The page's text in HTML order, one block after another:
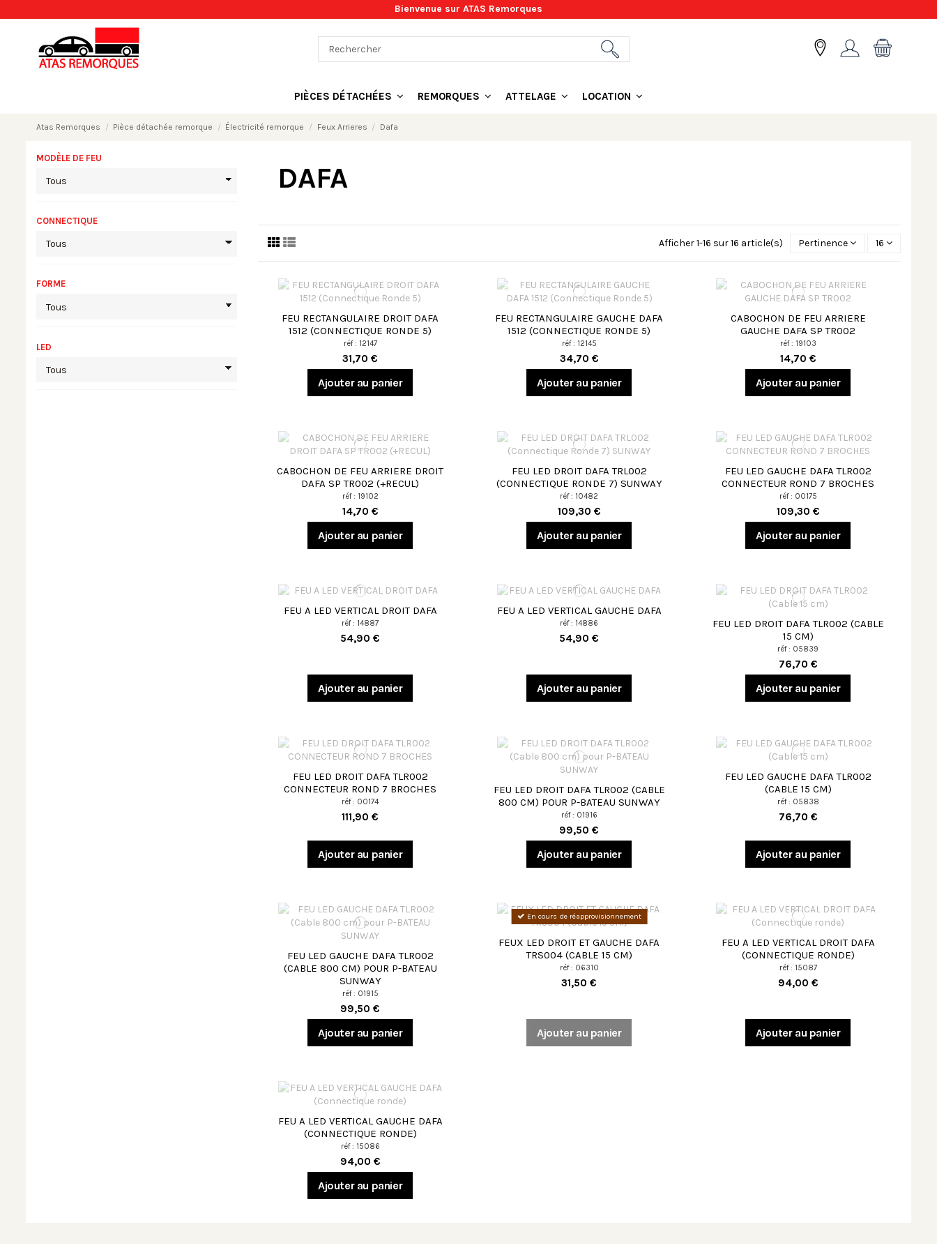
Bienvenue sur ATAS Remorques
PIÈCES DÉTACHÉES REMORQUES ATTELAGE LOCATION
Atas Remorques Pièce détachée remorque Électricité remorque Feux Arrieres Dafa
DAFA
Afficher 1-16 sur 16 article(s) Pertinence 16
FEU RECTANGULAIRE DROIT DAFA
1512 (CONNECTIQUE RONDE 5)
réf : 12147
31,70 €
Ajouter au panier
FEU RECTANGULAIRE GAUCHE DAFA
1512 (CONNECTIQUE RONDE 5)
réf : 12145
34,70 €
Ajouter au panier
CABOCHON DE FEU ARRIERE
GAUCHE DAFA SP TR002
réf : 19103
14,70 €
Ajouter au panier
CABOCHON DE FEU ARRIERE DROIT
DAFA SP TR002 (+RECUL)
réf : 19102
14,70 €
Ajouter au panier
FEU LED DROIT DAFA TRL002
(CONNECTIQUE RONDE 7) SUNWAY
réf : 10482
109,30 €
Ajouter au panier
FEU LED GAUCHE DAFA TLR002
CONNECTEUR ROND 7 BROCHES
réf : 00175
109,30 €
Ajouter au panier
FEU A LED VERTICAL DROIT DAFA
réf : 14887
54,90 €
Ajouter au panier
FEU A LED VERTICAL GAUCHE DAFA
réf : 14886
54,90 €
Ajouter au panier
FEU LED DROIT DAFA TLR002 (CABLE
15 CM)
réf : 05839
76,70 €
Ajouter au panier
FEU LED DROIT DAFA TLR002
CONNECTEUR ROND 7 BROCHES
réf : 00174
111,90 €
Ajouter au panier
FEU LED DROIT DAFA TLR002 (CABLE
800 CM) POUR P-BATEAU SUNWAY
réf : 01916
99,50 €
Ajouter au panier
FEU LED GAUCHE DAFA TLR002
(CABLE 15 CM)
réf : 05838
76,70 €
Ajouter au panier
FEU LED GAUCHE DAFA TLR002
(CABLE 800 CM) POUR P-BATEAU
SUNWAY
réf : 01915
99,50 €
Ajouter au panier
En cours de réapprovisionnement
FEUX LED DROIT ET GAUCHE DAFA
TRS004 (CABLE 15 CM)
réf : 06310
31,50 €
Ajouter au panier
FEU A LED VERTICAL DROIT DAFA
(CONNECTIQUE RONDE)
réf : 15087
94,00 €
Ajouter au panier
FEU A LED VERTICAL GAUCHE DAFA
(CONNECTIQUE RONDE)
réf : 15086
94,00 €
Ajouter au panier
MODÈLE DE FEU
CONNECTIQUE
FORME
LED